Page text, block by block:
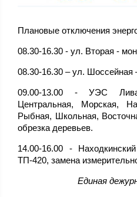
Плановые отключения
08.30-16.30 - ул. Вторая -
08.30-16.30 – ул. Шоссейная
09.00-13.00 - УЭС
Центральная, Морская,
Рыбная, Школьная,
обрезка деревьев.
14.00-16.00 -
ТП-420, замена
Единая